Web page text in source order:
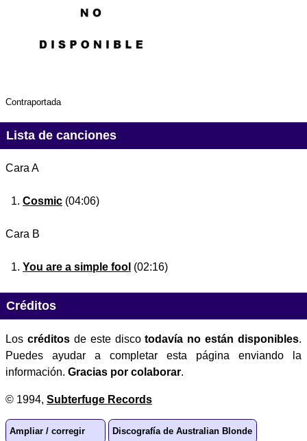
Contraportada
Lista de canciones
Cara A
Cosmic (04:06)
Cara B
You are a simple fool (02:16)
Créditos
Los créditosde este discotodavía no están disponibles.
Puedes ayudar a completar esta página enviando la
información. Gracias por colaborar.
© 1994, Subterfuge Records
Ampliar / corregir Discografía de Australian Blonde